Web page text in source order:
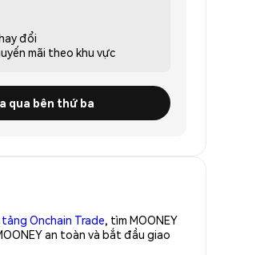
đổi
mãi theo khu vực
qua bên thứ ba
Onchain Trade, tìm MOONEY
an toàn và bắt đầu giao